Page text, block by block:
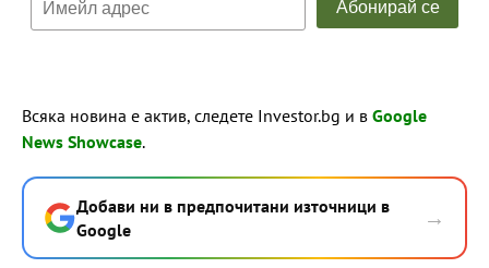
Всяка новина е актив, следете Investor.bg и в Google
News Showcase.
Добави ни в предпочитани източници в
Google
→